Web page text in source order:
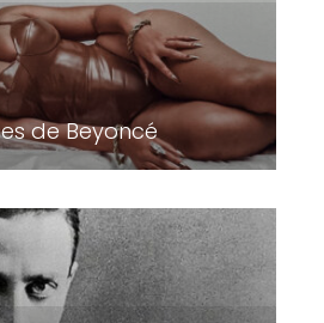
de Beyoncé